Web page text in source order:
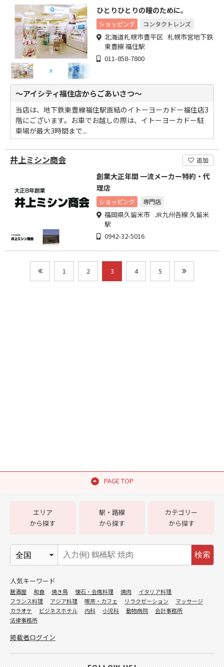
ひとりひとりの瞳のために。
ショッピング コンタクトレンズ
北海道札幌市豊平区 札幌市営地下鉄
東豊線 福住駅
011-858-7800
～アイシティ福住店からごあいさつ～
当店は、地下鉄東豊線福住駅直結のイトーヨーカドー福住店3
階にございます。お車でお越しの際は、イトーヨーカドー駐
車場が最大3時間まで...
井上ミシン商会 追加
創業大正年間 一流メーカー特約・代
理店
ショッピング 専門店
福岡県久留米市 JR九州各線 久留米
駅
0942-32-5016
1 2 3 4 5
PAGE TOP
エリア
から探す
駅・路線
から探す
カテゴリー
から探す
検索
人気キーワード
居酒屋 和食 焼き鳥 懐石・会席料理 焼肉
イタリア料理
フランス料理
アジア料理 喫茶・カフェ リラクゼーション
マッサージ
カラオケ
ビジネスホテル 内科 小児科 動物病院
会計事務所
法律事務所
掲載者ログイン